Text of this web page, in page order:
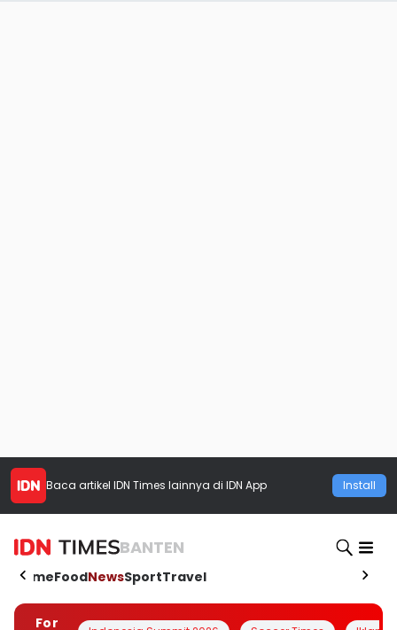
Baca artikel IDN Times lainnya di IDN App Install
BANTEN
HomeFoodNewsSportTravel
For